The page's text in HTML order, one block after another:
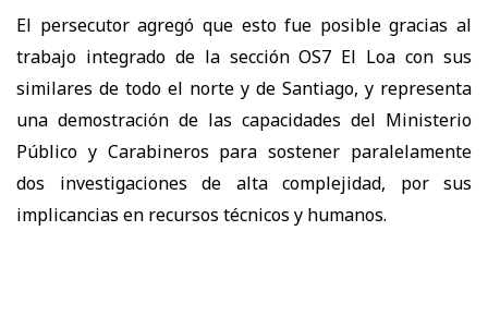
El persecutor agregó que esto fue posible gracias al
trabajo integrado de la sección OS7 El Loa con sus
similares de todo el norte y de Santiago, y representa
una demostración de las capacidades del Ministerio
Público y Carabineros para sostener paralelamente
dos investigaciones de alta complejidad, por sus
implicancias en recursos técnicos y humanos.